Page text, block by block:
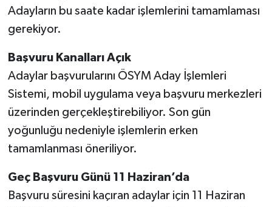
Adayların bu saate kadar işlemlerini tamamlaması
gerekiyor.
Başvuru Kanalları Açık
Adaylar başvurularını ÖSYM Aday İşlemleri
Sistemi, mobil uygulama veya başvuru merkezleri
üzerinden gerçekleştirebiliyor. Son gün
yoğunluğu nedeniyle işlemlerin erken
tamamlanması öneriliyor.
Geç Başvuru Günü 11 Haziran’da
Başvuru süresini kaçıran adaylar için 11 Haziran